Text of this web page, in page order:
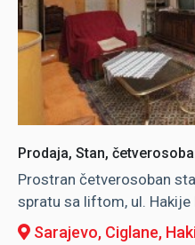
Prodaja, Stan,
Prostran četverosoban
spratu sa liftom, ul. Hakije
Sarajevo, Ciglane,